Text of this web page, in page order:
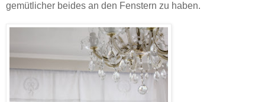
gemütlicher beides an den Fenstern zu haben.